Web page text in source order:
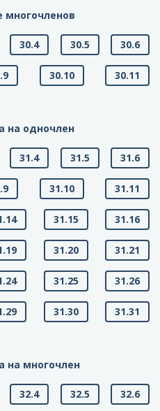
многочленов
30.4 30.5 30.6
30.10 30.11
на одночлен
31.4 31.5 31.6
31.10 31.11
31.15 31.16
31.20 31.21
31.25 31.26
31.30 31.31
на многочлен
32.4 32.5 32.6